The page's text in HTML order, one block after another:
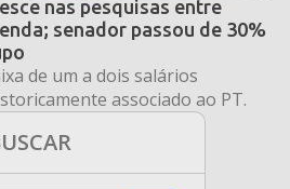
nas pesquisas entre
senador passou de 30%
de um a dois salários
associado ao PT.